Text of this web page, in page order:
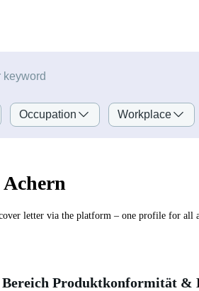
Occupation Workplace
letter via the platform – one profile for all
Produktkonformität &